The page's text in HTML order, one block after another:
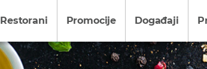
Restorani Promocije Događaji